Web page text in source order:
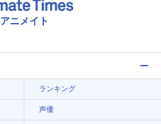
アニメイト
ランキング
声優